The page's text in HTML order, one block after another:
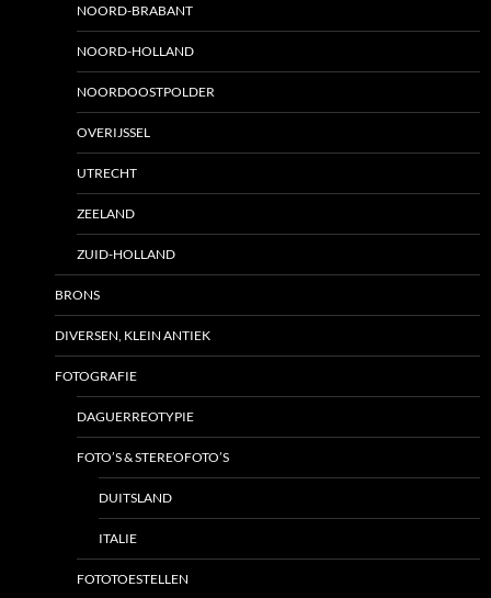
NOORD-BRABANT
NOORD-HOLLAND
NOORDOOSTPOLDER
OVERIJSSEL
UTRECHT
ZEELAND
ZUID-HOLLAND
BRONS
DIVERSEN, KLEIN ANTIEK
FOTOGRAFIE
DAGUERREOTYPIE
FOTO’S & STEREOFOTO’S
DUITSLAND
ITALIE
FOTOTOESTELLEN